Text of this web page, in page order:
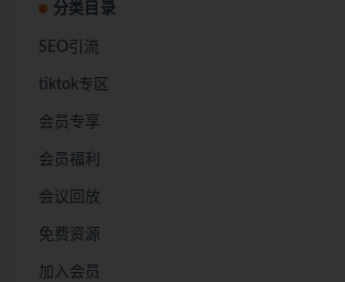
分类目录
SEO引流
tiktok专区
会员专享
会员福利
会议回放
免费资源
加入会员